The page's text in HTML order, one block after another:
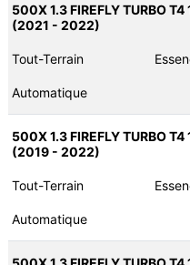
500X 1.3 FIREFLY TURBO
(2021 - 2022)
Tout-Terrain
Automatique
500X 1.3 FIREFLY TURBO
(2019 - 2022)
Tout-Terrain
Automatique